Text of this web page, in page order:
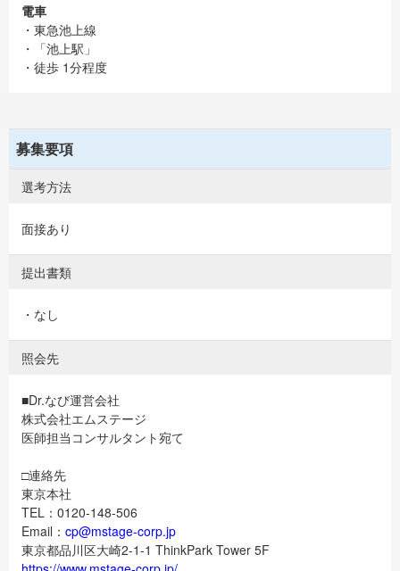
電車
・東急池上線
・「池上駅」
・徒歩 1分程度
募集要項
選考方法
面接あり
提出書類
・なし
照会先
■Dr.なび運営会社
株式会社エムステージ
医師担当コンサルタント宛て
□連絡先
東京本社
TEL：0120-148-506
Email： cp@mstage-corp.jp
東京都品川区大崎2-1-1 ThinkPark Tower 5F